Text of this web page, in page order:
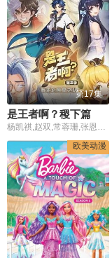
第17集
是王者啊？稷下篇
杨凯祺,赵双,常蓉珊,张恩泽,张若冰
欧美动漫